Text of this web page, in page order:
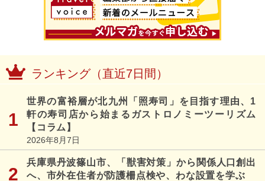
ランキング（直近7日間）
世界の富裕層が北九州「照寿司」を目指す理由、1
軒の寿司店から始まるガストロノミーツーリズム
【コラム】
2026年8月7日
兵庫県丹波篠山市、「獣害対策」から関係人口創出
へ、市外在住者が防護柵点検や、わな設置を学ぶ